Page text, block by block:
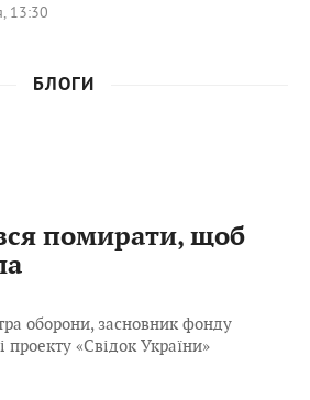
13:30
БЛОГИ
помирати, щоб
оборони, засновник фонду
«Свідок України»